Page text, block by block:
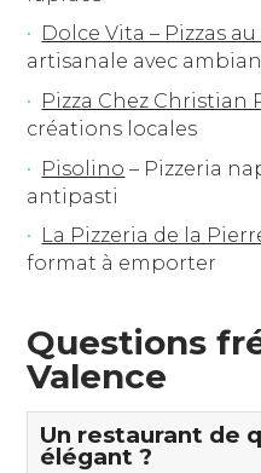
Dolce Vita – Pizzas
artisanale avec
Pizza Chez Christian
créations locales
Pisolino – Pizzeria
antipasti
La Pizzeria de la
format à emporter
Questions
Valence
Un restaurant de
élégant ?